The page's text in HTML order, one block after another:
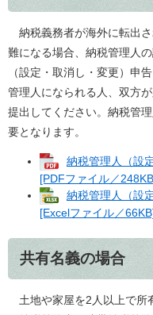
納税義務者が海外に転出
難になる場合、納税管理人
（設定・取消し・変更）申
管理人になられる人、双方
提出してください。納税管
要となります。
納税管理人（設
[PDFファイル／
納税管理人（設
[Excelファイル／
共有名義の場合
土地や家屋を2人以上で所